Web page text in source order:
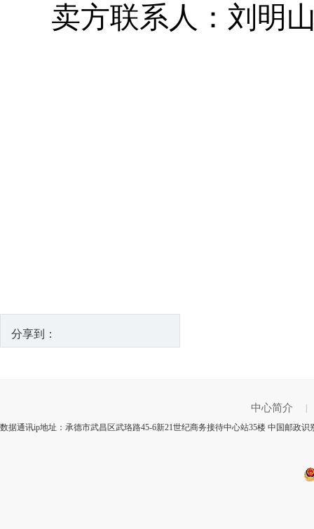
卖方联系人：刘明
分享到：
中心简介
数据通讯ip地址：承德市武昌区武珞路45-6新21世纪商务接待中心站35楼 中国邮政